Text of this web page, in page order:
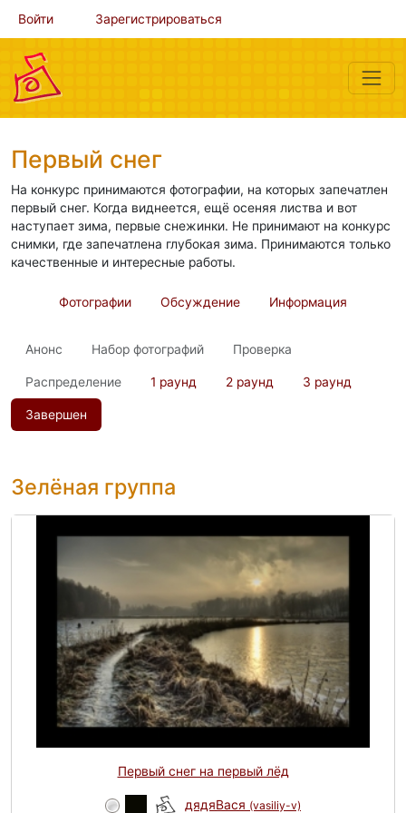
Войти Зарегистрироваться
Первый снег
На конкурс принимаются фотографии, на которых запечатлен
первый снег. Когда виднеется, ещё осеняя листва и вот
наступает зима, первые снежинки. Не принимают на конкурс
снимки, где запечатлена глубокая зима. Принимаются только
качественные и интересные работы.
Фотографии Обсуждение Информация
Анонс Набор фотографий Проверка
Распределение 1 раунд 2 раунд 3 раунд
Завершен
Зелёная группа
Первый снег на первый лёд
дядяВася (vasiliy-v)